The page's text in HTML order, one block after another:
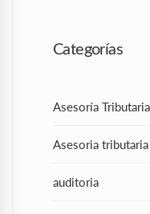
Categorías
Asesoría Tributaria
Asesoria tributaria
auditoria